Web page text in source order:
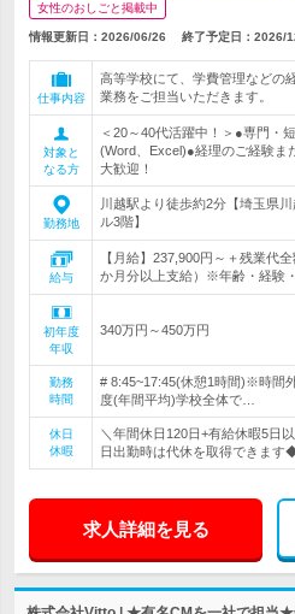
女性のおしごと掲載中
情報更新日：2026/06/26 終了予定日： 2026/
仕事内容
高等学校にて、学費管理などの
業務をご担当いただきます。
対象と
なる方
＜20～40代活躍中！＞●専門・
(Word、Excel)●経理のご経験ま
大歓迎！
勤務地
川越駅より徒歩約2分【埼玉県
ル3階】
給与
【月給】237,900円～＋残業代
か月分以上支給）※年齢・経験
初年度
年収
340万円～450万円
勤務
時間
# 8:45~17:45(休憩1時間)※時間
度(年間平均)学校全体で…
休日
休暇
＼年間休日120日+有給休暇5日
日出勤時は代休を取得できます
求人詳細を見る